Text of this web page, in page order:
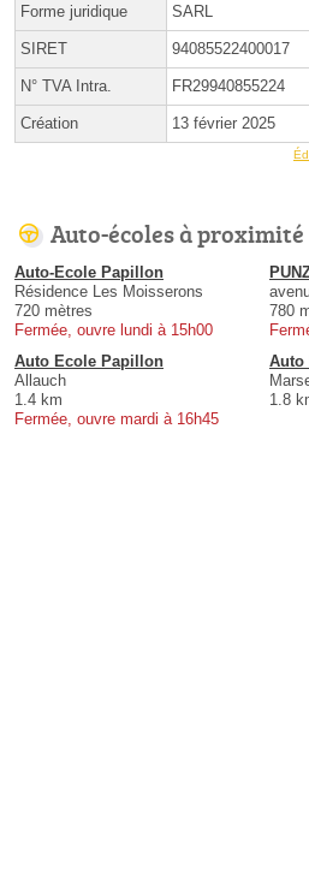
Forme juridique SARL
SIRET 94085522400017
N° TVA Intra. FR29940855224
Création 13 février 2025
Auto-écoles à proximité
Auto-Ecole Papillon
Résidence Les Moisserons
720 mètres
Fermée, ouvre lundi à 15h00
780
Auto Ecole Papillon
Allauch
1.4 km
Fermée, ouvre mardi à 16h45
Auto
1.8